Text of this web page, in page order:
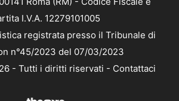
I.V.A. 12279101005
registrata presso il Tribunale di
n°45/2023 del 07/03/2023
- Tutti i diritti riservati - Contattaci